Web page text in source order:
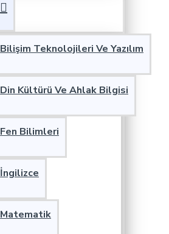
Bilişim Teknolojileri Ve Yazılım
Din Kültürü Ve Ahlak Bilgisi
Fen Bilimleri
İngilizce
Matematik